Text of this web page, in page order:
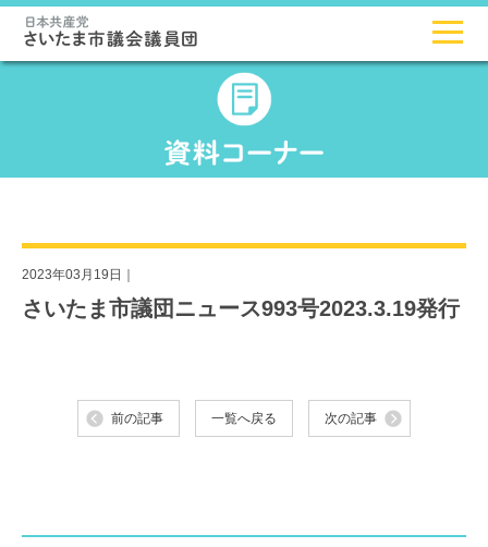
2023年03月19日｜
さいたま市議団ニュース993号2023.3.19発行
前の記事 一覧へ戻る 次の記事